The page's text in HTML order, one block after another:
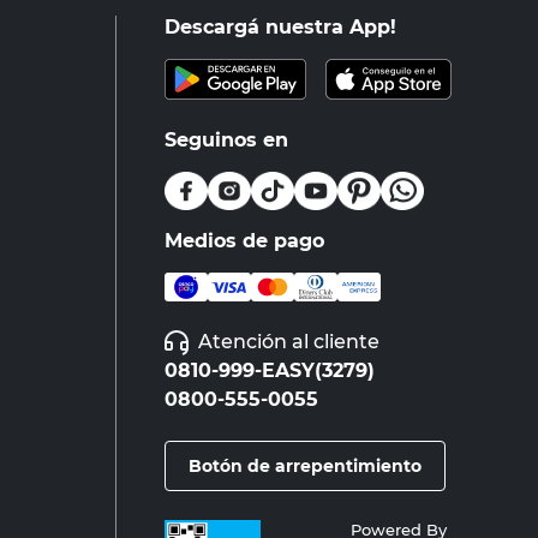
Descargá nuestra App!
Seguinos en
Medios de pago
Atención al cliente
0810-999-EASY(3279)
0800-555-0055
Botón de arrepentimiento
Powered By